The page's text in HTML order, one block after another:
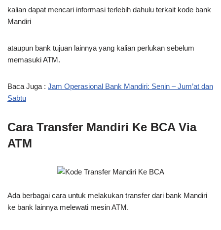
kalian dapat mencari informasi terlebih dahulu terkait kode bank
Mandiri
ataupun bank tujuan lainnya yang kalian perlukan sebelum
memasuki ATM.
Baca Juga : Jam Operasional Bank Mandiri: Senin – Jum’at dan
Sabtu
Cara Transfer Mandiri Ke BCA Via
ATM
Ada berbagai cara untuk melakukan transfer dari bank Mandiri
ke bank lainnya melewati mesin ATM.